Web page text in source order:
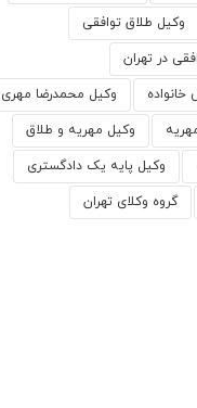
وکیل طلاق توافقی
در تهران
وکیل محمدرضا مهری
وکیل مهریه و طلاق
وکیل پایه یک دادگستری
گروه وکلای تهران